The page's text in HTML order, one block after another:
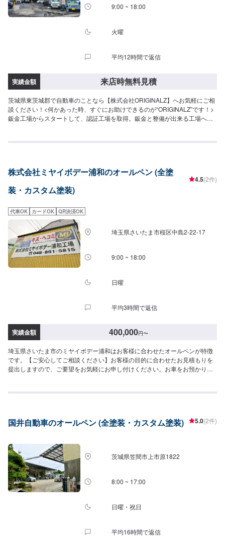
9:00 ~ 18:00
火曜
平均12時間で返信
実績金額 来店時無料見積
茨城県東茨城郡で自動車のことなら【株式会社ORIGINALZ】へお気軽にご相
談ください！<何かあった時、すぐにお助けできるのが“ORIGINALZ”です！>
鈑金工場からスタートして、認証工場を取得。鈑金と整備が出来る工場へと
す。信頼と安心をお届けし、最後には笑顔になっていただけるよう努めま
スタムなどにも力を入れ、工場での一貫作業として今までのノウハウを生か
しております。当店はただ車を修理したり販売するだけでなく、お客様に何
かあった時にすぐに駆け付け、相談に乗り、対応から解決まで導くことがで
の身近な相談役」として、お困りの際はお気軽にご相談ください。【1】オフ
ァーにてお問い合わせ【2】お見積り【3】お見積りにご納得いただければ作
業開始【4】仕上がり次第納車-----納期について-----納期は要相談となりま
す。納期は前後する場合がございます。予めご了承ください。-----代車につい
て-----代車をご用意しています。お車の作業中は代車をご利用ください。※代
車の燃料代はお客様にご負担いただいております。-----ご来店時の注意、受付
方法-----お客様をお待たせしないために、お越しの際は一度お電話いただけま
タッフへ「メンテモで予約しました」とお伝えください。ご案内いたしま
株式会社ミヤイボデー浦和のオールペン (全塗
装・カスタム塗装)
4.5(2件)
代車OK カードOK QR決済OK
埼玉県さいたま市桜区中島2-22-17
9:00 ~ 18:00
日曜
平均3時間で返信
実績金額 400,000円〜
埼玉県さいたま市のミヤイボデー浦和はお客様に合わせたオールペンが特徴
です。【ご安心してご相談ください】お客様の目的に合わせたお見積もりを
提出しますので、ご要望をお気軽にお申し付けください。お車をお預かりし
のことでご不明な点や、不安な点はしっかり伺い、丁寧に説明させていただ
理終了・お支払い【6】アフターサポート【代車について】作業中にお車が必
いております。※代車の燃料代はお客様にご負担いただいております。【定休
日・営業時間】定休日：不定休日曜日はお問い合わせください。営業時間：
9:00~18:00
国井自動車のオールペン (全塗装・カスタム塗装) 5.0(2件)
茨城県笠間市上市原1822
8:00 ~ 17:00
日曜・祝日
平均16時間で返信